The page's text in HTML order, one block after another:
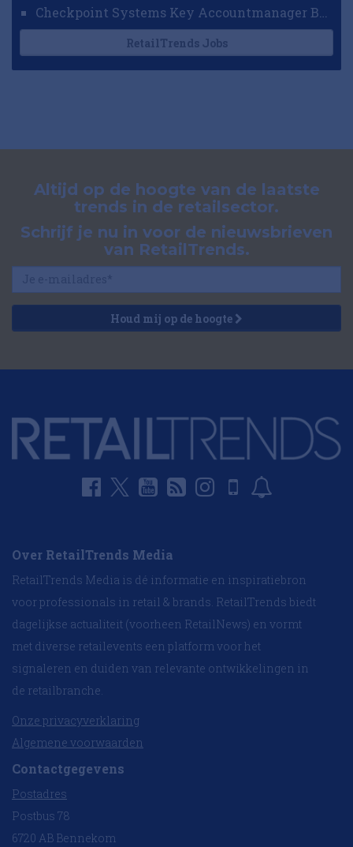
RetailTrends Jobs
Altijd op de hoogte van de laatste
trends in de retailsector.
Schrijf je nu in voor de nieuwsbrieven
van RetailTrends.
Houd mij op de hoogte
Over RetailTrends Media
RetailTrends Media is dé informatie en inspiratiebron
voor professionals in retail & brands. RetailTrends biedt
dagelijkse actualiteit (voorheen RetailNews) en vormt
met diverse retailevents een platform voor het
signaleren en duiden van relevante ontwikkelingen in
de retailbranche.
Onze privacyverklaring
Algemene voorwaarden
Contactgegevens
Postadres
Postbus 78
6720 AB Bennekom